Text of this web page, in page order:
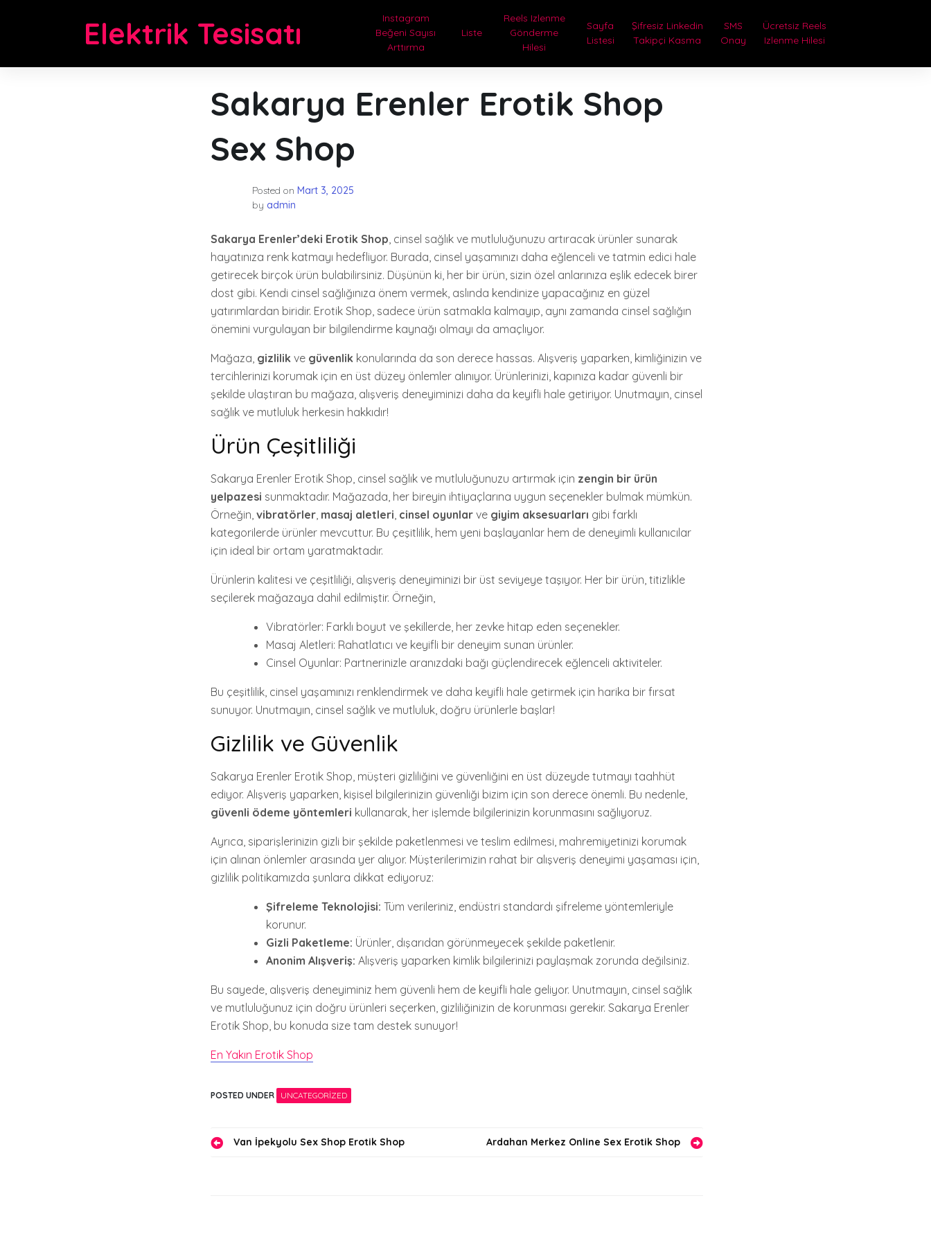
Elektrik Tesisatı
Instagram
Beğeni Sayısı
Arttırma
Liste
Reels Izlenme
Gönderme
Hilesi
Sayfa
Listesi
Şifresiz Linkedin
Takipçi Kasma
SMS
Onay
Ücretsiz Reels
Izlenme Hilesi
Sakarya Erenler Erotik Shop
Sex Shop
Posted on Mart 3, 2025
by admin
Sakarya Erenler’deki Erotik Shop, cinsel sağlık ve mutluluğunuzu artıracak ürünler sunarak
hayatınıza renk katmayı hedefliyor. Burada, cinsel yaşamınızı daha eğlenceli ve tatmin edici hale
getirecek birçok ürün bulabilirsiniz. Düşünün ki, her bir ürün, sizin özel anlarınıza eşlik edecek birer
dost gibi. Kendi cinsel sağlığınıza önem vermek, aslında kendinize yapacağınız en güzel
yatırımlardan biridir. Erotik Shop, sadece ürün satmakla kalmayıp, aynı zamanda cinsel sağlığın
önemini vurgulayan bir bilgilendirme kaynağı olmayı da amaçlıyor.
Mağaza, gizlilik ve güvenlik konularında da son derece hassas. Alışveriş yaparken, kimliğinizin ve
tercihlerinizi korumak için en üst düzey önlemler alınıyor. Ürünlerinizi, kapınıza kadar güvenli bir
şekilde ulaştıran bu mağaza, alışveriş deneyiminizi daha da keyifli hale getiriyor. Unutmayın, cinsel
sağlık ve mutluluk herkesin hakkıdır!
Ürün Çeşitliliği
Sakarya Erenler Erotik Shop, cinsel sağlık ve mutluluğunuzu artırmak için zengin bir ürün
yelpazesi sunmaktadır. Mağazada, her bireyin ihtiyaçlarına uygun seçenekler bulmak mümkün.
Örneğin, vibratörler, masaj aletleri, cinsel oyunlar ve giyim aksesuarları gibi farklı
kategorilerde ürünler mevcuttur. Bu çeşitlilik, hem yeni başlayanlar hem de deneyimli kullanıcılar
için ideal bir ortam yaratmaktadır.
Ürünlerin kalitesi ve çeşitliliği, alışveriş deneyiminizi bir üst seviyeye taşıyor. Her bir ürün, titizlikle
seçilerek mağazaya dahil edilmiştir. Örneğin,
Vibratörler: Farklı boyut ve şekillerde, her zevke hitap eden seçenekler.
Masaj Aletleri: Rahatlatıcı ve keyifli bir deneyim sunan ürünler.
Cinsel Oyunlar: Partnerinizle aranızdaki bağı güçlendirecek eğlenceli aktiviteler.
Bu çeşitlilik, cinsel yaşamınızı renklendirmek ve daha keyifli hale getirmek için harika bir fırsat
sunuyor. Unutmayın, cinsel sağlık ve mutluluk, doğru ürünlerle başlar!
Gizlilik ve Güvenlik
Sakarya Erenler Erotik Shop, müşteri gizliliğini ve güvenliğini en üst düzeyde tutmayı taahhüt
ediyor. Alışveriş yaparken, kişisel bilgilerinizin güvenliği bizim için son derece önemli. Bu nedenle,
güvenli ödeme yöntemleri kullanarak, her işlemde bilgilerinizin korunmasını sağlıyoruz.
Ayrıca, siparişlerinizin gizli bir şekilde paketlenmesi ve teslim edilmesi, mahremiyetinizi korumak
için alınan önlemler arasında yer alıyor. Müşterilerimizin rahat bir alışveriş deneyimi yaşaması için,
gizlilik politikamızda şunlara dikkat ediyoruz:
Şifreleme Teknolojisi: Tüm verileriniz, endüstri standardı şifreleme yöntemleriyle
korunur.
Gizli Paketleme: Ürünler, dışarıdan görünmeyecek şekilde paketlenir.
Anonim Alışveriş: Alışveriş yaparken kimlik bilgilerinizi paylaşmak zorunda değilsiniz.
Bu sayede, alışveriş deneyiminiz hem güvenli hem de keyifli hale geliyor. Unutmayın, cinsel sağlık
ve mutluluğunuz için doğru ürünleri seçerken, gizliliğinizin de korunması gerekir. Sakarya Erenler
Erotik Shop, bu konuda size tam destek sunuyor!
En Yakın Erotik Shop
POSTED UNDER UNCATEGORIZED
YazıVan İpekyolu Sex Shop Erotik Shop Ardahan Merkez Online Sex Erotik Shop